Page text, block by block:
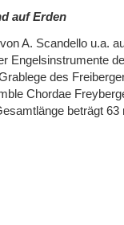
auf Erden
A. Scandello u.a.
Engelsinstrumente
des
Chordae
beträgt 63